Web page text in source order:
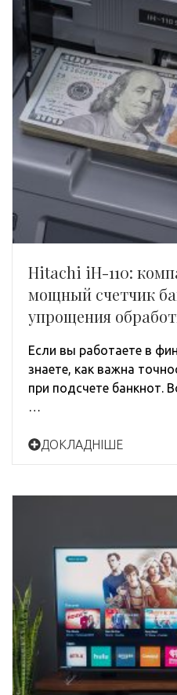
Hitachi iH-110:
мощный счетчик
упрощения
Если вы работаете в
знаете, как важна
при подсчете банкнот.
…
ДОКЛАДНІШЕ